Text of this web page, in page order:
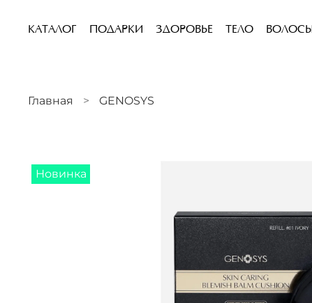
КАТАЛОГ ПОДАРКИ ЗДОРОВЬЕ ТЕЛО ВОЛОСЫ
Главная GENOSYS
Новинка